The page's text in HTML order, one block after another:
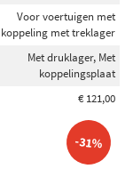
Voor voertuigen met
koppeling met treklager
Met druklager, Met
koppelingsplaat
€ 121,00
-31%